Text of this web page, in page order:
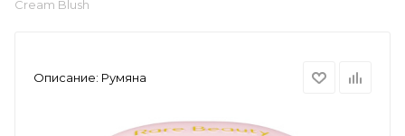
Cream Blush
Описание: Румяна